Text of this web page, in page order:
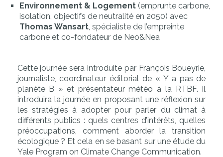
Environnement & Logement(emprunte carbone,
isolation, objectifs de neutralité en 2050) avec
Thomas Wansart, spécialiste de l’empreinte
carbone et co-fondateur de Neo&Nea
Cette journée sera introduite par François Boueyrie,
journaliste, coordinateur éditorial de « Y a pas de
planète B » et présentateur météo à la RTBF. Il
introduira la journée en proposant une réflexion sur
les stratégies à adopter pour parler du climat à
différents publics : quels centres d’intérêts, quelles
préoccupations, comment aborder la transition
écologique ? Et cela en se basant sur une étude du
Yale Program on Climate Change Communication.